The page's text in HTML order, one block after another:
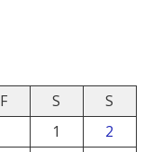
F S
S
1
2